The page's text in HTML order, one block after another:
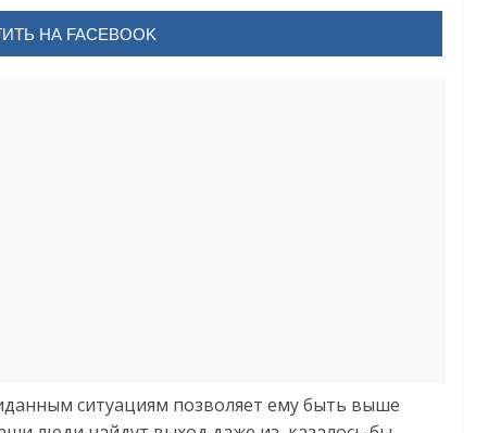
НА FACEBOOK
ситуациям позволяет ему быть выше